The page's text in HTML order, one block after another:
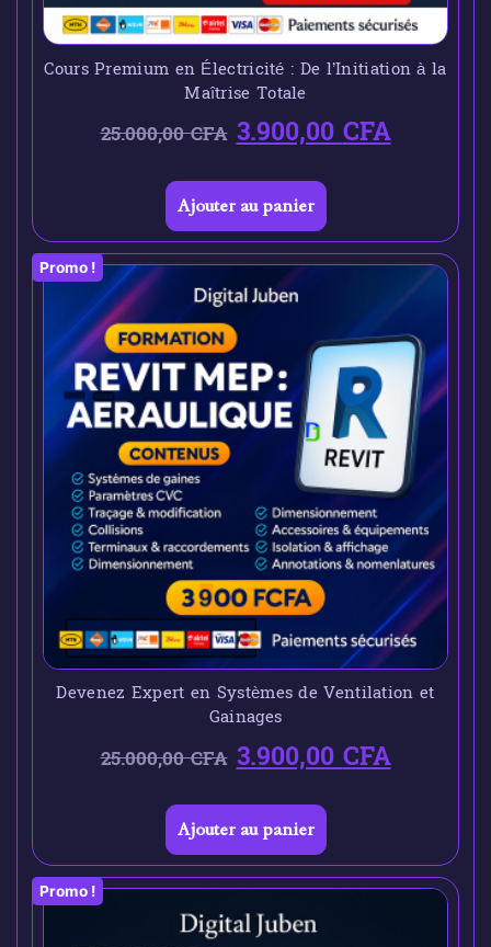
Cours Premium en Électricité : De l’Initiation à la
Maîtrise Totale
25.000,00CFA 3.900,00CFA
Ajouter au panier
Promo !
Devenez Expert en Systèmes de Ventilation et
Gainages
25.000,00CFA 3.900,00CFA
Ajouter au panier
Promo !